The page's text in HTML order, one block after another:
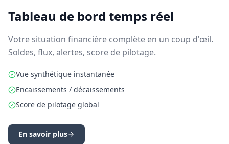
Tableau de bord temps réel
Votre situation financière complète en un coup d'œil.
Soldes, flux, alertes, score de pilotage.
Vue synthétique instantanée
Encaissements / décaissements
Score de pilotage global
En savoir plus